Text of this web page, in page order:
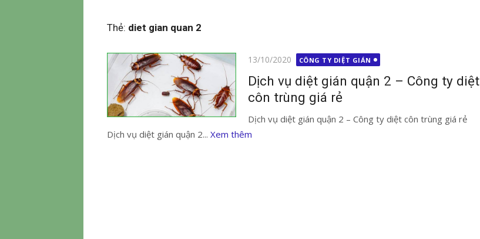
Thẻ: diet gian quan 2
Đăng
vào
13/10/2020 CÔNG TY DIỆT GIÁN
Dịch vụ diệt gián quận 2 – Công ty diệt
côn trùng giá rẻ
Dịch vụ diệt gián quận 2 – Công ty diệt côn trùng giá rẻ
Dịch vụ diệt gián quận 2... Xem thêm